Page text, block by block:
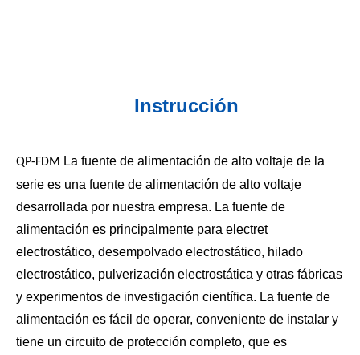
Instrucción
QP-FDM La fuente de alimentación de alto voltaje de la
serie es una fuente de alimentación de alto voltaje
desarrollada por nuestra empresa. La fuente de
alimentación es principalmente para electret
electrostático, desempolvado electrostático, hilado
electrostático, pulverización electrostática y otras fábricas
y experimentos de investigación científica. La fuente de
alimentación es fácil de operar, conveniente de instalar y
tiene un circuito de protección completo, que es